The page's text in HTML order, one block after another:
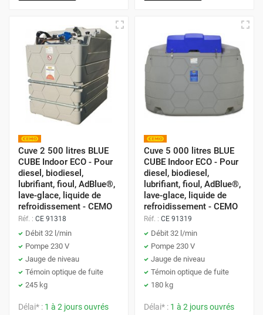
Cuve 2 500 litres BLUE
CUBE Indoor ECO - Pour
diesel, biodiesel,
lubrifiant, fioul, AdBlue®,
lave-glace, liquide de
refroidissement - CEMO
Réf. : CE 91318
Débit 32 l/min
Pompe 230 V
Jauge de niveau
Témoin optique de fuite
245 kg
Délai* : 1 à 2 jours ouvrés
Cuve 5 000 litres BLUE
CUBE Indoor ECO - Pour
diesel, biodiesel,
lubrifiant, fioul, AdBlue®,
lave-glace, liquide de
refroidissement - CEMO
Réf. : CE 91319
Débit 32 l/min
Pompe 230 V
Jauge de niveau
Témoin optique de fuite
180 kg
Délai* : 1 à 2 jours ouvrés